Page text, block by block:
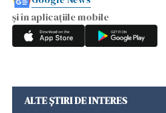
și în aplicațiile mobile
ALTE ȘTIRI DE INTERES